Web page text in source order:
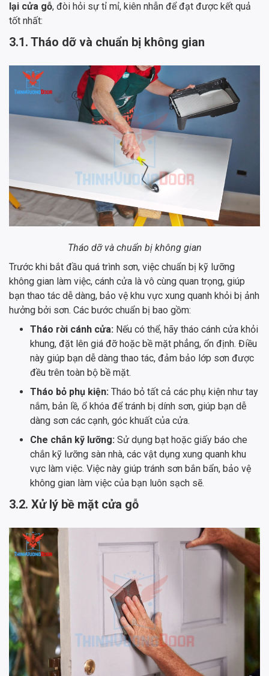
lại cửa gỗ, đòi hỏi sự tỉ mỉ, kiên nhẫn để đạt được kết quả
tốt nhất:
3.1. Tháo dỡ và chuẩn bị không gian
Tháo dỡ và chuẩn bị không gian
Trước khi bắt đầu quá trình sơn, việc chuẩn bị kỹ lưỡng
không gian làm việc, cánh cửa là vô cùng quan trọng, giúp
bạn thao tác dễ dàng, bảo vệ khu vực xung quanh khỏi bị ảnh
hưởng bởi sơn. Các bước chuẩn bị bao gồm:
Tháo rời cánh cửa: Nếu có thể, hãy tháo cánh cửa khỏi
khung, đặt lên giá đỡ hoặc bề mặt phẳng, ổn định. Điều
này giúp bạn dễ dàng thao tác, đảm bảo lớp sơn được
đều trên toàn bộ bề mặt.
Tháo bỏ phụ kiện: Tháo bỏ tất cả các phụ kiện như tay
nắm, bản lề, ổ khóa để tránh bị dính sơn, giúp bạn dễ
dàng sơn các cạnh, góc khuất của cửa.
Che chắn kỹ lưỡng: Sử dụng bạt hoặc giấy báo che
chắn kỹ lưỡng sàn nhà, các vật dụng xung quanh khu
vực làm việc. Việc này giúp tránh sơn bắn bẩn, bảo vệ
không gian làm việc của bạn luôn sạch sẽ.
3.2. Xử lý bề mặt cửa gỗ